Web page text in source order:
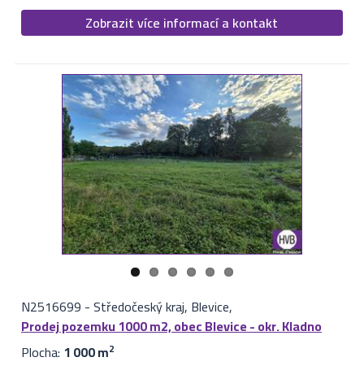
Zobrazit více informací a kontakt
N2516699 -Středočeský kraj, Blevice,
Prodej pozemku 1000 m2, obec Blevice - okr. Kladno
Plocha: 1 000 m2